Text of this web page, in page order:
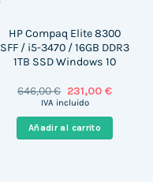
HP Compaq Elite 8300
SFF / i5-3470 / 16GB DDR3
1TB SSD Windows 10
646,00€ El
precio
era:
646,00 €.
231,00 €El
es:
231,00
IVA incluido
Añadir al carrito